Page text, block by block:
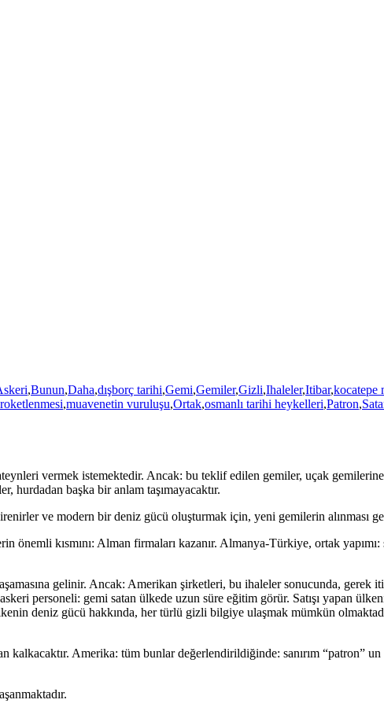
,Bunun,Daha,dışborç tarihi,Gemi,Gemiler,Gizli,Ihaleler,Itibar,kocatepe
,muavenetin vuruluşu,Ortak,osmanlı tarihi heykelleri,Patron,
vermek istemektedir. Ancak: bu teklif edilen gemiler, uçak
hurdadan başka bir anlam taşımayacaktır.
ve modern bir deniz gücü oluşturmak için, yeni gemilerin alınması
önemli kısmını: Alman firmaları kazanır. Almanya-Türkiye, ortak yapımı:
gelinir. Ancak: Amerikan şirketleri, bu ihaleler sonucunda, gerek
personeli: gemi satan ülkede uzun süre eğitim görür. Satışı yapan
deniz gücü hakkında, her türlü gizli bilgiye ulaşmak mümkün
kalkacaktır. Amerika: tüm bunlar değerlendirildiğinde: sanırım “patron”